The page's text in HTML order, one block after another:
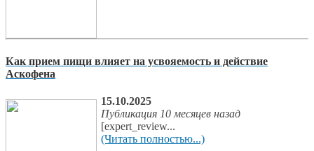
Как прием пищи влияет на усвояемость и действие
Аскофена
15.10.2025
Публикация 10 месяцев назад
[expert_review...
(Читать полностью...)